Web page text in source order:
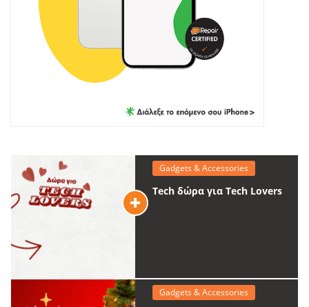
Gadgets & Accessories
Tech δώρα για Tech Lovers
Gadgets & Accessories